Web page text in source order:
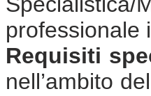
professionale
Requisiti
nell’ambito